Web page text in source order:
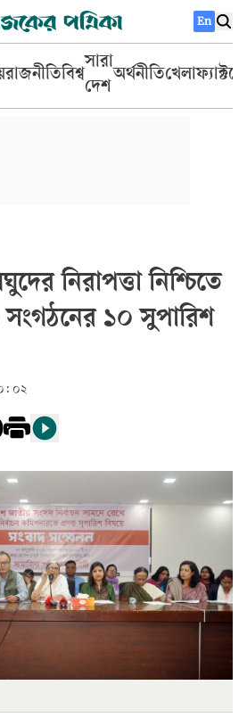
En
রাজনীতিবিশ্ব
সারা
দেশ
অর্থনীতিখেলা
নিরাপত্তা নিশ্চিতে
সংগঠনের ১০ সুপারিশ
০২